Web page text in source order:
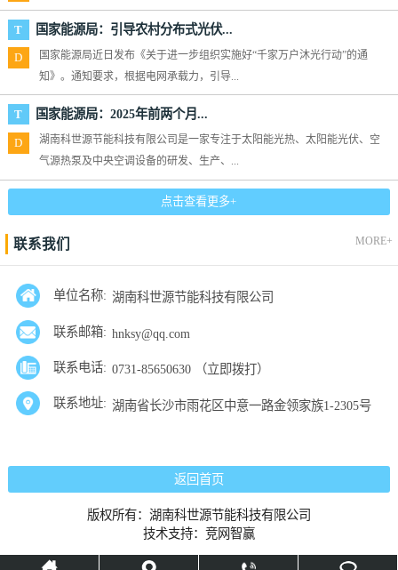
T 国家能源局：引导农村分布式光伏...
D
国家能源局近日发布《关于进一步组织实施好“千家万户沐光行动”的通
知》。通知要求，根据电网承载力，引导...
T 国家能源局：2025年前两个月...
D
湖南科世源节能科技有限公司是一家专注于太阳能光热、太阳能光伏、空
气源热泵及中央空调设备的研发、生产、...
点击查看更多+
联系我们 MORE+
单位名称: 湖南科世源节能科技有限公司
联系邮箱: hnksy@qq.com
联系电话: 0731-85650630 （立即拨打）
联系地址: 湖南省长沙市雨花区中意一路金领家族1-2305号
返回首页
版权所有：湖南科世源节能科技有限公司
技术支持： 竞网智赢